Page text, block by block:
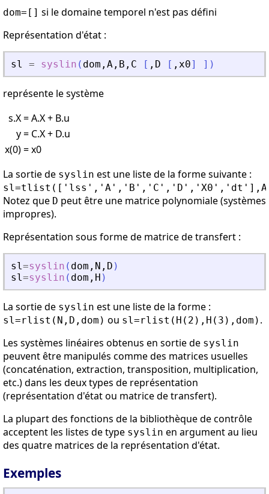
dom=[] si le domaine temporel n'est pas défini
Représentation d'état :
sl = syslin ( dom , A , B , C [ , D [ , x0] ] )
représente le système
s.X= A.X + B.u
y= C.X + D.u
x(0)= x0
La sortie de syslin est une liste de la forme suivante :
Notez que D peut être une matrice polynomiale (systèmes
impropres).
Représentation sous forme de matrice de transfert :
sl=syslin ( dom , N , D )
sl=syslin ( dom , H )
La sortie de syslin est une liste de la forme :
sl=rlist(N,D,dom) ou sl=rlist(H(2),H(3),dom) .
Les systèmes linéaires obtenus en sortie de syslin
peuvent être manipulés comme des matrices usuelles
(concaténation, extraction, transposition, multiplication,
etc.) dans les deux types de représentation
(représentation d'état ou matrice de transfert).
La plupart des fonctions de la bibliothèque de contrôle
acceptent les listes de type syslin en argument au lieu
des quatre matrices de la représentation d'état.
Exemples